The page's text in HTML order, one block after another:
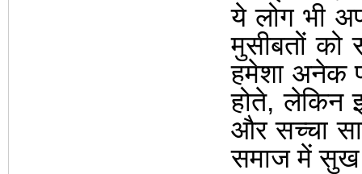
ये लोग भी
मुसीबतों
हमेशा अनेक
होते,लेकिन
और सच्चा
समाज में सुख